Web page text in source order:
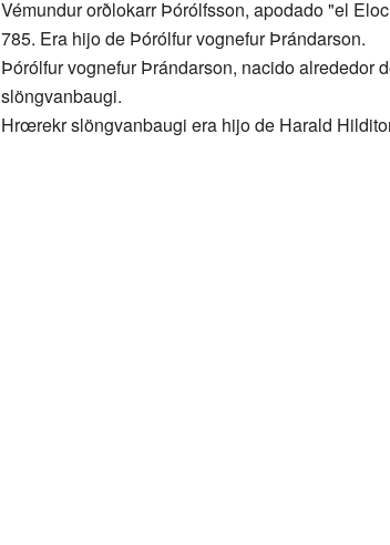
Vémundur orðlokarr Þórólfsson, apodado "el
785. Era hijo de Þórólfur vognefur Þrándarson.
Þórólfur vognefur Þrándarson, nacido alrededor
slöngvanbaugi.
Hrœrekr slöngvanbaugi era hijo de Harald